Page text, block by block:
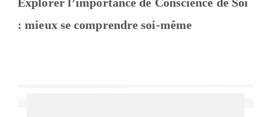
Explorer l’importance de Conscience de Soi
: mieux se comprendre soi-même